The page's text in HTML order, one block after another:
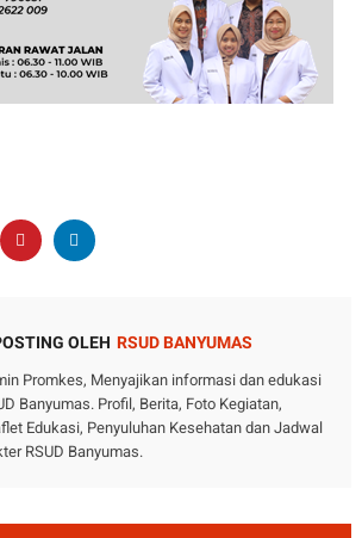
OLEH RSUD BANYUMAS
Promkes, Menyajikan informasi dan edukasi
Banyumas. Profil, Berita, Foto Kegiatan,
Edukasi, Penyuluhan Kesehatan dan Jadwal
RSUD Banyumas.